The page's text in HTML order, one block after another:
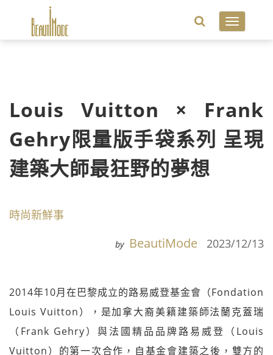
Toggle
Louis Vuitton × Frank
Gehry限量版手袋系列 呈現
建築大師最狂野的夢想
時尚新鮮事
by BeautiMode 2023/12/13
2014年10月在巴黎成立的路易威登基金會（Fondation
Louis Vuitton），是加拿大裔美籍建築師法蘭克蓋瑞
（Frank Gehry）與法國精品品牌路易威登（Louis
Vuitton）的第一次合作，自基金會建築之後，雙方的